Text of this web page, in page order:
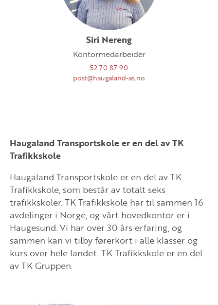
Siri Nereng
Kontormedarbeider
52 70 87 90
post@haugaland-as.no
Haugaland Transportskole er en del av TK
Trafikkskole
Haugaland Transportskole er en del av TK
Trafikkskole, som består av totalt seks
trafikkskoler. TK Trafikkskole har til sammen 16
avdelinger i Norge, og vårt hovedkontor er i
Haugesund. Vi har over 30 års erfaring, og
sammen kan vi tilby førerkort i alle klasser og
kurs over hele landet. TK Trafikkskole er en del
av TK Gruppen.